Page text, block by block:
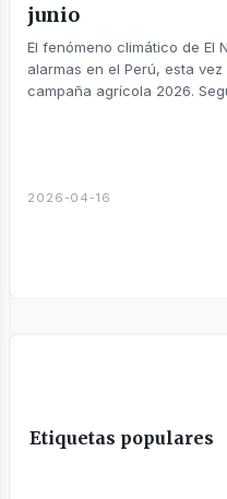
junio
El fenómeno climático de El
alarmas en el Perú, esta
campaña agrícola 2026.
2026-04-16
Etiquetas populares